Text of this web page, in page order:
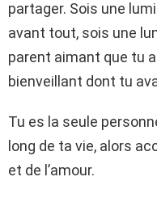
partager. Sois une
avant tout, sois une
parent aimant que tu
bienveillant dont tu
Tu es la seule
long de ta vie, alors
et de l’amour.